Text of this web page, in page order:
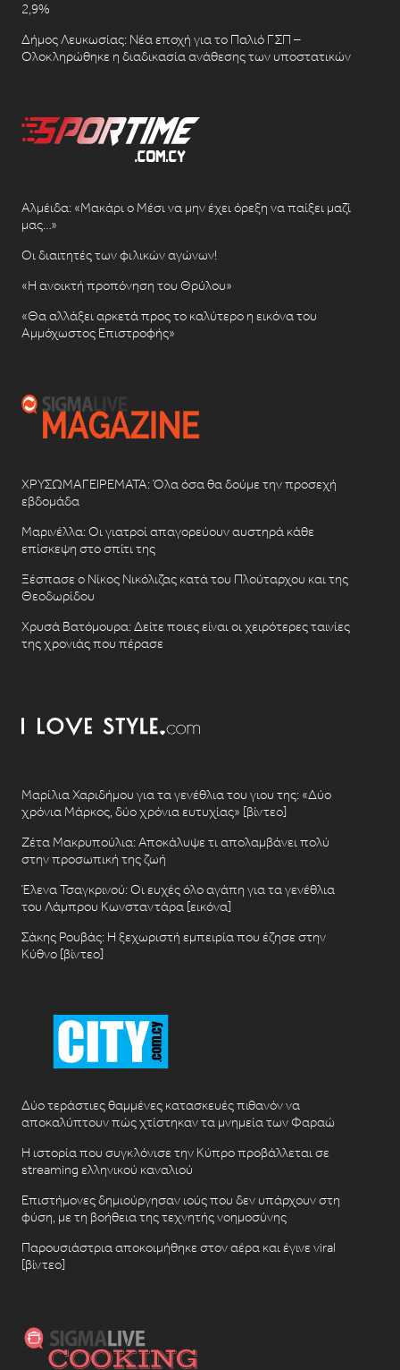
2,9%
Δήμος Λευκωσίας: Νέα εποχή για το Παλιό ΓΣΠ –
Ολοκληρώθηκε η διαδικασία ανάθεσης των υποστατικών
Αλμέιδα: «Μακάρι ο Μέσι να μην έχει όρεξη να παίξει μαζί
μας…»
Οι διαιτητές των φιλικών αγώνων!
«Η ανοικτή προπόνηση του Θρύλου»
«Θα αλλάξει αρκετά προς το καλύτερο η εικόνα του
Αμμόχωστος Επιστροφής»
ΧΡΥΣΩΜΑΓΕΙΡΕΜΑΤΑ: Όλα όσα θα δούμε την προσεχή
εβδομάδα
Μαρινέλλα: Οι γιατροί απαγορεύουν αυστηρά κάθε
επίσκεψη στο σπίτι της
Ξέσπασε ο Νίκος Νικόλιζας κατά του Πλούταρχου και της
Θεοδωρίδου
Χρυσά Βατόμουρα: Δείτε ποιες είναι οι χειρότερες ταινίες
της χρονιάς που πέρασε
Μαρίλια Χαριδήμου για τα γενέθλια του γιου της: «Δύο
χρόνια Μάρκος, δύο χρόνια ευτυχίας» [βίντεο]
Ζέτα Μακρυπούλια: Αποκάλυψε τι απολαμβάνει πολύ
στην προσωπική της ζωή
Έλενα Τσαγκρινού: Οι ευχές όλο αγάπη για τα γενέθλια
του Λάμπρου Κωνσταντάρα [εικόνα]
Σάκης Ρουβάς: Η ξεχωριστή εμπειρία που έζησε στην
Κύθνο [βίντεο]
Δύο τεράστιες θαμμένες κατασκευές πιθανόν να
αποκαλύπτουν πώς χτίστηκαν τα μνημεία των Φαραώ
Η ιστορία που συγκλόνισε την Κύπρο προβάλλεται σε
streaming ελληνικού καναλιού
Επιστήμονες δημιούργησαν ιούς που δεν υπάρχουν στη
φύση, με τη βοήθεια της τεχνητής νοημοσύνης
Παρουσιάστρια αποκοιμήθηκε στον αέρα και έγινε viral
[βίντεο]